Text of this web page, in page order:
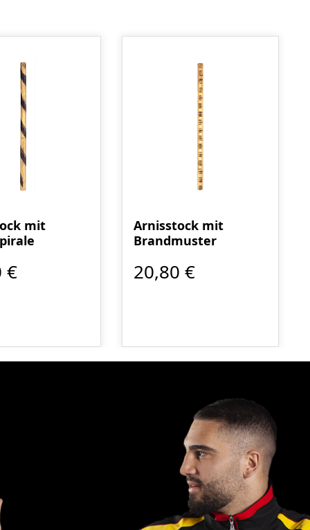
mit
€
Arnisstock mit
Brandmuster
20,80 €